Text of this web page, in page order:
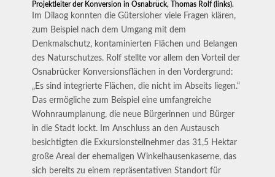
Projektleiter der Konversion in Osnabrück, Thomas Rolf (links).
Im Dilaog konnten die Gütersloher viele Fragen klären,
zum Beispiel nach dem Umgang mit dem
Denkmalschutz, kontaminierten Flächen und Belangen
des Naturschutzes. Rolf stellte vor allem den Vorteil der
Osnabrücker Konversionsflächen in den Vordergrund:
„Es sind integrierte Flächen, die nicht im Abseits liegen.“
Das ermögliche zum Beispiel eine umfangreiche
Wohnraumplanung, die neue Bürgerinnen und Bürger
in die Stadt lockt. Im Anschluss an den Austausch
besichtigten die Exkursionsteilnehmer das 31,5 Hektar
große Areal der ehemaligen Winkelhausenkaserne, das
sich bereits zu einem repräsentativen Standort für